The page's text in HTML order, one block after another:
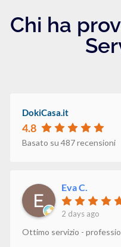
Chi ha
DokiCasa.it
4.8
Basato su 487 recensioni
Eva C.
2 days ago
Ottimo servizio -